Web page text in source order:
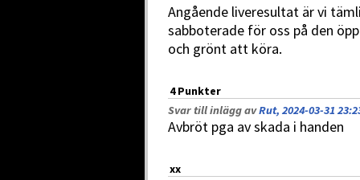
Angående liveresultat är vi
sabboterade för oss på den
och grönt att köra.
4 Punkter
Svar till inlägg avRut, 2024-03-31
Avbröt pga av skada i handen
xx